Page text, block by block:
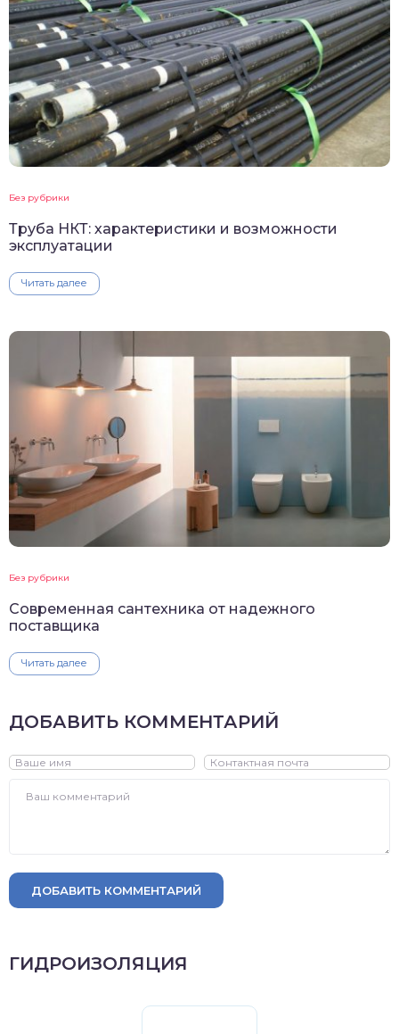
Без рубрики
Труба НКТ: характеристики и возможности
эксплуатации
Читать далее
Без рубрики
Современная сантехника от надежного
поставщика
Читать далее
ДОБАВИТЬ КОММЕНТАРИЙ
ДОБАВИТЬ КОММЕНТАРИЙ
ГИДРОИЗОЛЯЦИЯ